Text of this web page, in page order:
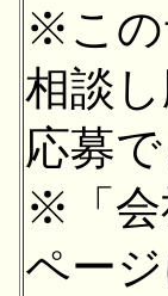
※この
相談
応募で
※「会
ペー